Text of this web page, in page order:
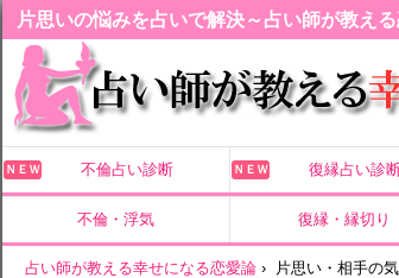
片思いの悩みを占いで解決～占い師が教える
ＮＥＷ 不倫占い診断 ＮＥＷ 復縁占い診
不倫・浮気 復縁・縁切り
占い師が教える幸せになる恋愛論 › 片思い・相手の